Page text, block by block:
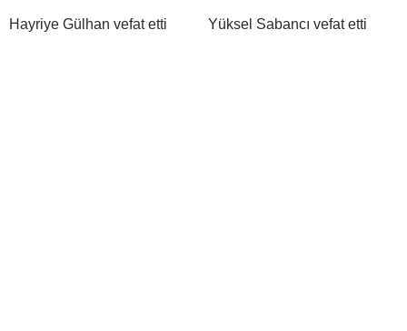
Hayriye Gülhan vefat etti Yüksel Sabancı vefat etti